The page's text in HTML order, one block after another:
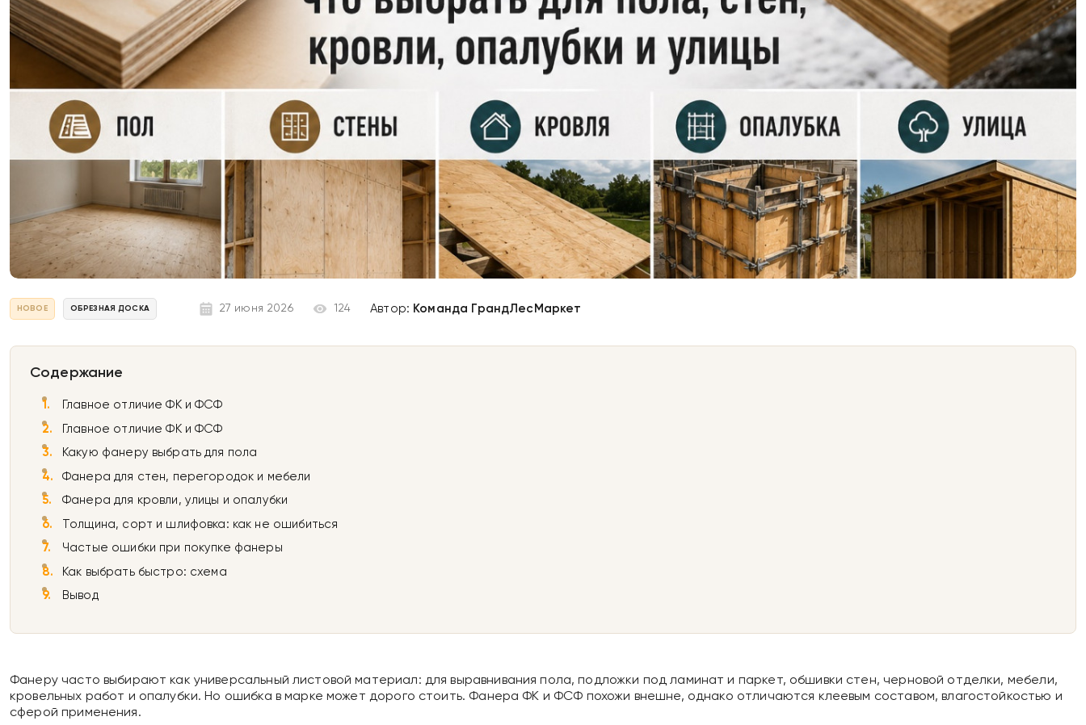
НОВОЕ ОБРЕЗНАЯ ДОСКА 27 июня 2026 124 Автор: Команда ГрандЛесМаркет
Содержание
Главное отличие ФК и ФСФ
Главное отличие ФК и ФСФ
Какую фанеру выбрать для пола
Фанера для стен, перегородок и мебели
Фанера для кровли, улицы и опалубки
Толщина, сорт и шлифовка: как не ошибиться
Частые ошибки при покупке фанеры
Как выбрать быстро: схема
Вывод
Фанеру часто выбирают как универсальный листовой материал: для выравнивания пола, подложки под ламинат и паркет, обшивки стен, черновой отделки, мебели,
кровельных работ и опалубки. Но ошибка в марке может дорого стоить. Фанера ФК и ФСФ похожи внешне, однако отличаются клеевым составом, влагостойкостью и
сферой применения.